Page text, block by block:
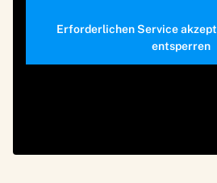
Erforderlichen Service
entsperren